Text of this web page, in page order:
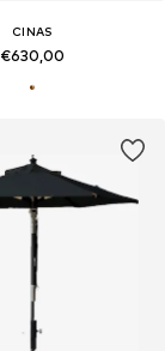
CINAS
€630,00